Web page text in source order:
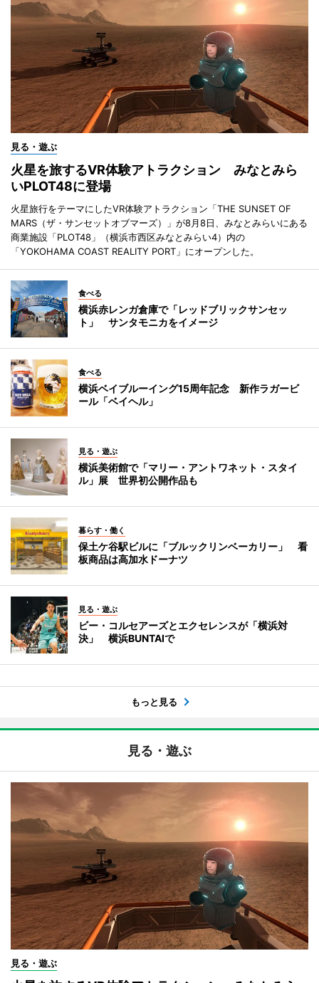
見る・遊ぶ
火星を旅するVR体験アトラクション みなとみら
いPLOT48に登場
火星旅行をテーマにしたVR体験アトラクション「THE SUNSET OF
MARS（ザ・サンセットオブマーズ）」が8月8日、みなとみらいにある
商業施設「PLOT48」（横浜市西区みなとみらい4）内の
「YOKOHAMA COAST REALITY PORT」にオープンした。
食べる
横浜赤レンガ倉庫で「レッドブリックサンセッ
ト」 サンタモニカをイメージ
食べる
横浜ベイブルーイング15周年記念 新作ラガービ
ール「ベイヘル」
見る・遊ぶ
横浜美術館で「マリー・アントワネット・スタイ
ル」展 世界初公開作品も
暮らす・働く
保土ケ谷駅ビルに「ブルックリンベーカリー」 看
板商品は高加水ドーナツ
見る・遊ぶ
ビー・コルセアーズとエクセレンスが「横浜対
決」 横浜BUNTAIで
もっと見る
見る・遊ぶ
見る・遊ぶ